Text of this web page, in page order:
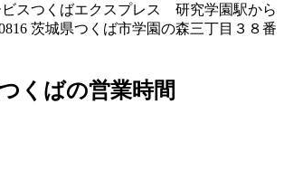
スつくばエクスプレス 研究学園駅から
茨城県つくば市学園の森三丁目３８番
くばの営業時間